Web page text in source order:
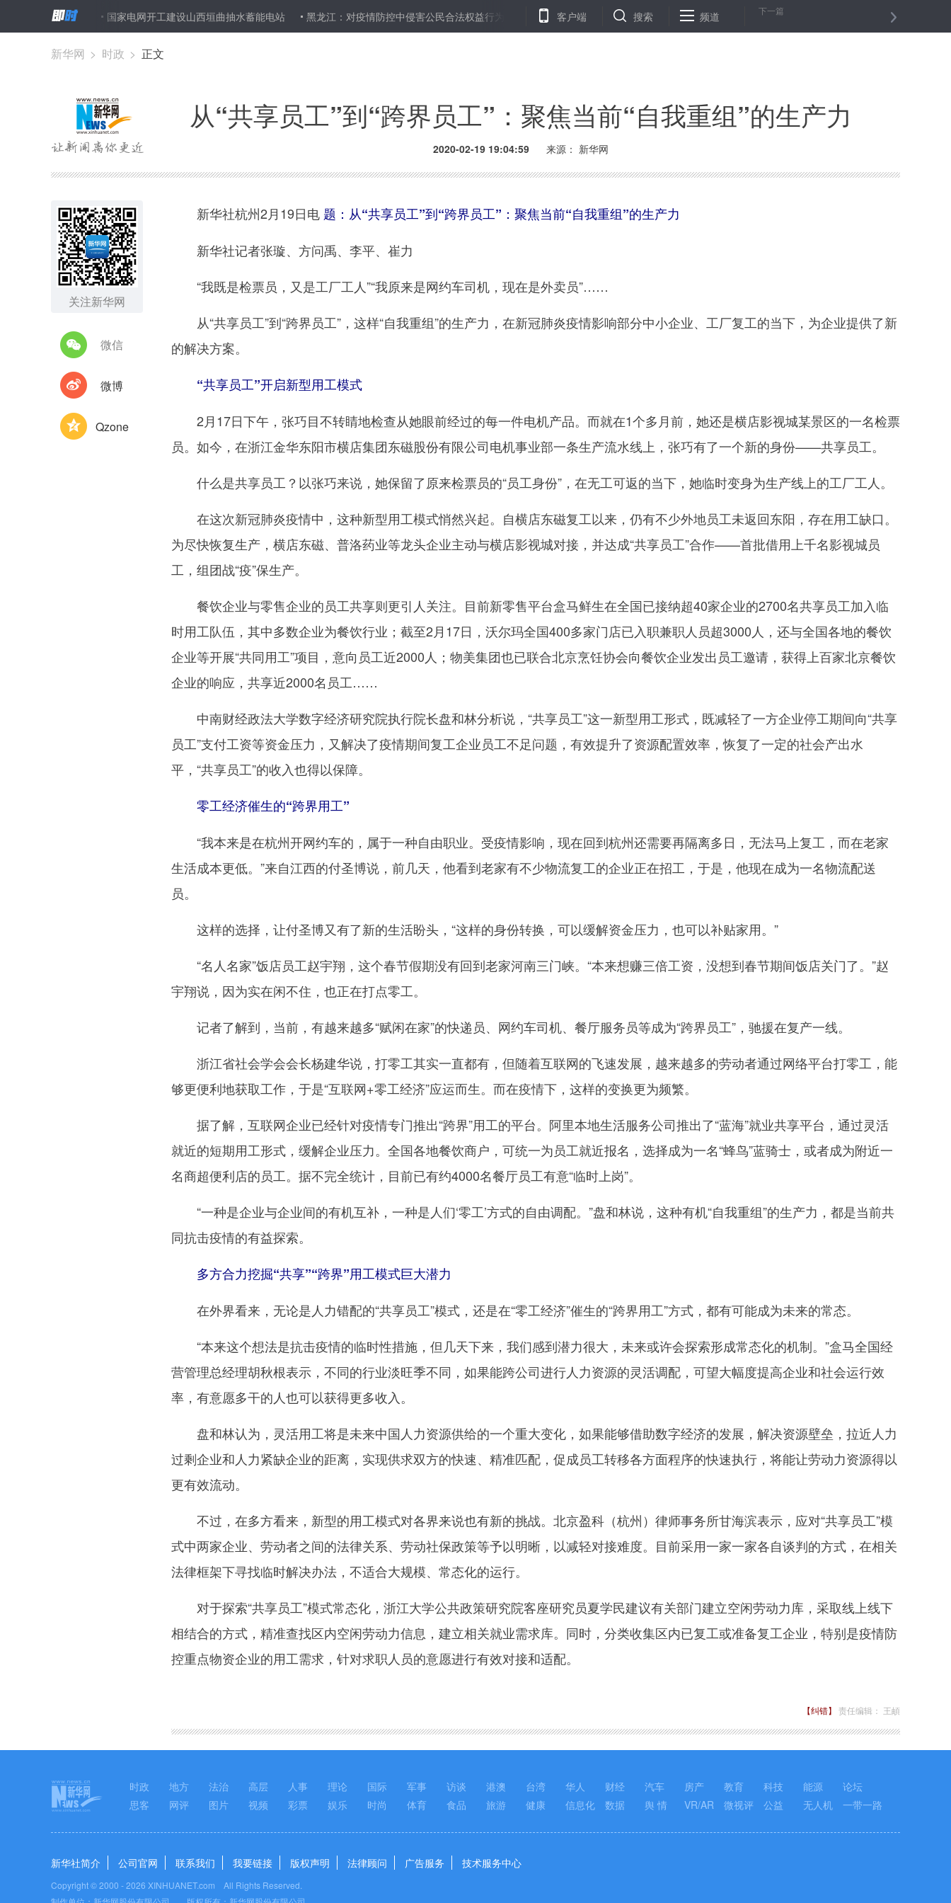
组”的生产力 国家电网开工建设山西垣曲抽水蓄能电站 黑龙江：对疫情防控中侵害公民合法权益行为说“不” 上海24.5万余家沿街商户近四成开业 北京铁路局：春运40天“公转铁”绿色物流增幅达500%
客户端 搜索 频道 下一篇
新华网 > 时政 > 正文
从“共享员工”到“跨界员工”：聚焦当前“自我重组”的生产力
2020-02-19 19:04:59 来源： 新华网
关注新华网
微信
微博
Qzone
新华社杭州2月19日电 题：从“共享员工”到“跨界员工”：聚焦当前“自我重组”的生产力
新华社记者张璇、方问禹、李平、崔力
“我既是检票员，又是工厂工人”“我原来是网约车司机，现在是外卖员”……
从“共享员工”到“跨界员工”，这样“自我重组”的生产力，在新冠肺炎疫情影响部分中小企业、工厂复工的当下，为企业提供了新
的解决方案。
“共享员工”开启新型用工模式
2月17日下午，张巧目不转睛地检查从她眼前经过的每一件电机产品。而就在1个多月前，她还是横店影视城某景区的一名检票
员。如今，在浙江金华东阳市横店集团东磁股份有限公司电机事业部一条生产流水线上，张巧有了一个新的身份——共享员工。
什么是共享员工？以张巧来说，她保留了原来检票员的“员工身份”，在无工可返的当下，她临时变身为生产线上的工厂工人。
在这次新冠肺炎疫情中，这种新型用工模式悄然兴起。自横店东磁复工以来，仍有不少外地员工未返回东阳，存在用工缺口。
为尽快恢复生产，横店东磁、普洛药业等龙头企业主动与横店影视城对接，并达成“共享员工”合作——首批借用上千名影视城员
工，组团战“疫”保生产。
餐饮企业与零售企业的员工共享则更引人关注。目前新零售平台盒马鲜生在全国已接纳超40家企业的2700名共享员工加入临
时用工队伍，其中多数企业为餐饮行业；截至2月17日，沃尔玛全国400多家门店已入职兼职人员超3000人，还与全国各地的餐饮
企业等开展“共同用工”项目，意向员工近2000人；物美集团也已联合北京烹饪协会向餐饮企业发出员工邀请，获得上百家北京餐饮
企业的响应，共享近2000名员工……
中南财经政法大学数字经济研究院执行院长盘和林分析说，“共享员工”这一新型用工形式，既减轻了一方企业停工期间向“共享
员工”支付工资等资金压力，又解决了疫情期间复工企业员工不足问题，有效提升了资源配置效率，恢复了一定的社会产出水
平，“共享员工”的收入也得以保障。
零工经济催生的“跨界用工”
“我本来是在杭州开网约车的，属于一种自由职业。受疫情影响，现在回到杭州还需要再隔离多日，无法马上复工，而在老家
生活成本更低。”来自江西的付圣博说，前几天，他看到老家有不少物流复工的企业正在招工，于是，他现在成为一名物流配送
员。
这样的选择，让付圣博又有了新的生活盼头，“这样的身份转换，可以缓解资金压力，也可以补贴家用。”
“名人名家”饭店员工赵宇翔，这个春节假期没有回到老家河南三门峡。“本来想赚三倍工资，没想到春节期间饭店关门了。”赵
宇翔说，因为实在闲不住，也正在打点零工。
记者了解到，当前，有越来越多“赋闲在家”的快递员、网约车司机、餐厅服务员等成为“跨界员工”，驰援在复产一线。
浙江省社会学会会长杨建华说，打零工其实一直都有，但随着互联网的飞速发展，越来越多的劳动者通过网络平台打零工，能
够更便利地获取工作，于是“互联网+零工经济”应运而生。而在疫情下，这样的变换更为频繁。
据了解，互联网企业已经针对疫情专门推出“跨界”用工的平台。阿里本地生活服务公司推出了“蓝海”就业共享平台，通过灵活
就近的短期用工形式，缓解企业压力。全国各地餐饮商户，可统一为员工就近报名，选择成为一名“蜂鸟”蓝骑士，或者成为附近一
名商超便利店的员工。据不完全统计，目前已有约4000名餐厅员工有意“临时上岗”。
“一种是企业与企业间的有机互补，一种是人们‘零工’方式的自由调配。”盘和林说，这种有机“自我重组”的生产力，都是当前共
同抗击疫情的有益探索。
多方合力挖掘“共享”“跨界”用工模式巨大潜力
在外界看来，无论是人力错配的“共享员工”模式，还是在“零工经济”催生的“跨界用工”方式，都有可能成为未来的常态。
“本来这个想法是抗击疫情的临时性措施，但几天下来，我们感到潜力很大，未来或许会探索形成常态化的机制。”盒马全国经
营管理总经理胡秋根表示，不同的行业淡旺季不同，如果能跨公司进行人力资源的灵活调配，可望大幅度提高企业和社会运行效
率，有意愿多干的人也可以获得更多收入。
盘和林认为，灵活用工将是未来中国人力资源供给的一个重大变化，如果能够借助数字经济的发展，解决资源壁垒，拉近人力
过剩企业和人力紧缺企业的距离，实现供求双方的快速、精准匹配，促成员工转移各方面程序的快速执行，将能让劳动力资源得以
更有效流动。
不过，在多方看来，新型的用工模式对各界来说也有新的挑战。北京盈科（杭州）律师事务所甘海滨表示，应对“共享员工”模
式中两家企业、劳动者之间的法律关系、劳动社保政策等予以明晰，以减轻对接难度。目前采用一家一家各自谈判的方式，在相关
法律框架下寻找临时解决办法，不适合大规模、常态化的运行。
对于探索“共享员工”模式常态化，浙江大学公共政策研究院客座研究员夏学民建议有关部门建立空闲劳动力库，采取线上线下
相结合的方式，精准查找区内空闲劳动力信息，建立相关就业需求库。同时，分类收集区内已复工或准备复工企业，特别是疫情防
控重点物资企业的用工需求，针对求职人员的意愿进行有效对接和适配。
【纠错】 责任编辑： 王頔
时政 地方 法治 高层 人事 理论 国际 军事 访谈 港澳 台湾 华人 财经 汽车 房产 教育 科技 能源
论坛
思客
网评 图片 视频 彩票 娱乐 时尚 体育 食品 旅游 健康 信息化 数据 舆 情 VR/AR 微视评 公益 无人机 一带一路
新华社简介 公司官网 联系我们 我要链接 版权声明 法律顾问 广告服务 技术服务中心
Copyright © 2000 -2026 XINHUANET.com All Rights Reserved.